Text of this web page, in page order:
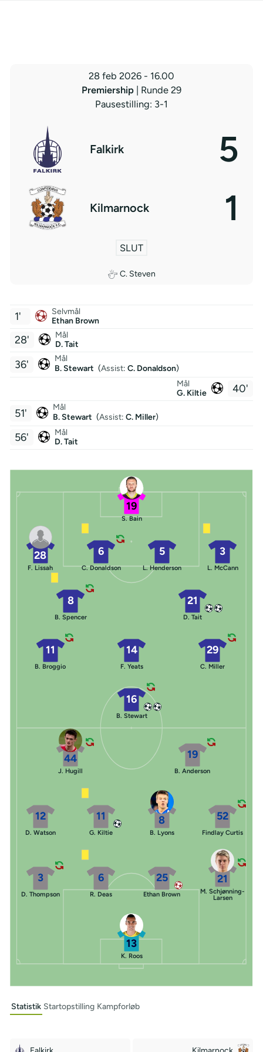
28 feb 2026 - 16.00
Premiership
| Runde 29
Pausestilling: 3-1
Falkirk 5
Kilmarnock 1
SLUT
C. Steven
Selvmål
Ethan Brown
1'
Mål
D. Tait
28'
Mål
B. Stewart (Assist: C. Donaldson)
36'
40'
Mål
G. Kiltie
Mål
B. Stewart (Assist: C. Miller)
51'
Mål
D. Tait
56'
19
S. Bain
3
L. McCann
5
L. Henderson
6
C. Donaldson
28
F. Lissah
21
D. Tait
8
B. Spencer
29
C. Miller
14
F. Yeats
11
B. Broggio
16
B. Stewart
13
K. Roos
3
D. Thompson
6
R. Deas
25
Ethan Brown
21
M. Schjønning-
Larsen
12
D. Watson
11
G. Kiltie
8
B. Lyons
52
Findlay Curtis
44
J. Hugill
19
B. Anderson
Statistik Startopstilling Kampforløb